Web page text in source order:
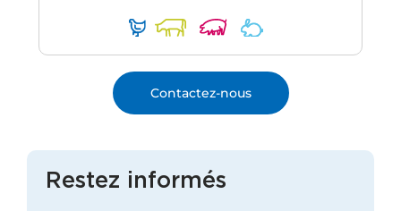
Contactez-nous
Restez informés